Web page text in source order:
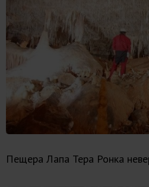
Пещера Лапа Тера Ронка